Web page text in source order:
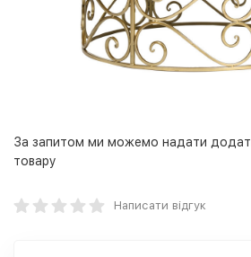
За запитом ми можемо надати
товару
Написати відгук